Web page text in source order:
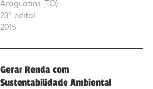
Araguatins (TO)
23º edital
2015
Gerar Renda com
Sustentabilidade Ambiental